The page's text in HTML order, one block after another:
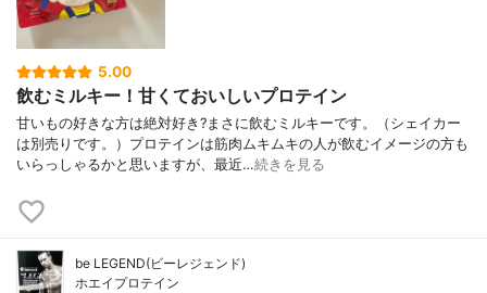
5.00
飲むミルキー！甘くておいしいプロテイン
甘いもの好きな方は絶対好き?まさに飲むミルキーです。（シェイカー
は別売りです。）プロテインは筋肉ムキムキの人が飲むイメージの方も
いらっしゃるかと思いますが、最近…続きを見る
be LEGEND(ビーレジェンド)
ホエイプロテイン